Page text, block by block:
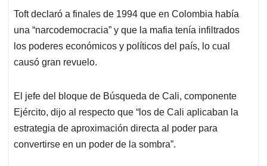
Toft declaró a finales de 1994 que en Colombia había
una “narcodemocracia” y que la mafia tenía infiltrados
los poderes económicos y políticos del país, lo cual
causó gran revuelo.
El jefe del bloque de Búsqueda de Cali, componente
Ejército, dijo al respecto que “los de Cali aplicaban la
estrategia de aproximación directa al poder para
convertirse en un poder de la sombra”.